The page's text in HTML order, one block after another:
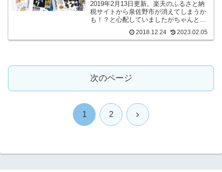
2019年2月13日更新。楽天のふるさと納
税サイトから泉佐野市が消えてしまうか
も！？と心配していましたがちゃんとお
2018.12.24 2023.02.05
次のページ
1 2 次